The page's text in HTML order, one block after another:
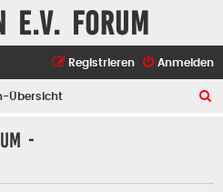
e.V. Forum
Anmelden
Registrieren
Übersicht
-